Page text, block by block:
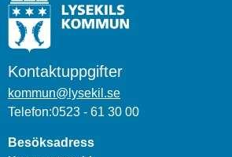
Kontaktuppgifter
kommun@lysekil.se
Telefon:0523 - 61 30 00
Besöksadress